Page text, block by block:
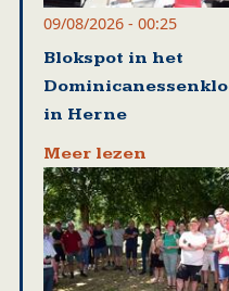
09/08/2026 - 00:25
Blokspot in het
in Herne
Meer lezen